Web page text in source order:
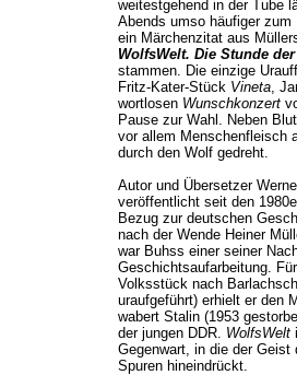
weitestgehend in der Tube
Abends umso häufiger
ein Märchenzitat aus
WolfsWelt. Die Stunde
stammen. Die einzige
Fritz-Kater-Stück Vineta,
wortlosen Wunschkonzert
Pause zur Wahl. Neben
vor allem Menschenfleisch
durch den Wolf gedreht.
Autor und Übersetzer
veröffentlicht seit den
Bezug zur deutschen
nach der Wende Heiner
war Buhss einer seiner
Geschichtsaufarbeitung.
Volksstück nach
uraufgeführt) erhielt er den
wabert Stalin (1953
der jungen DDR. WolfsWelt
Gegenwart, in die der Geist
Spuren hineindrückt.